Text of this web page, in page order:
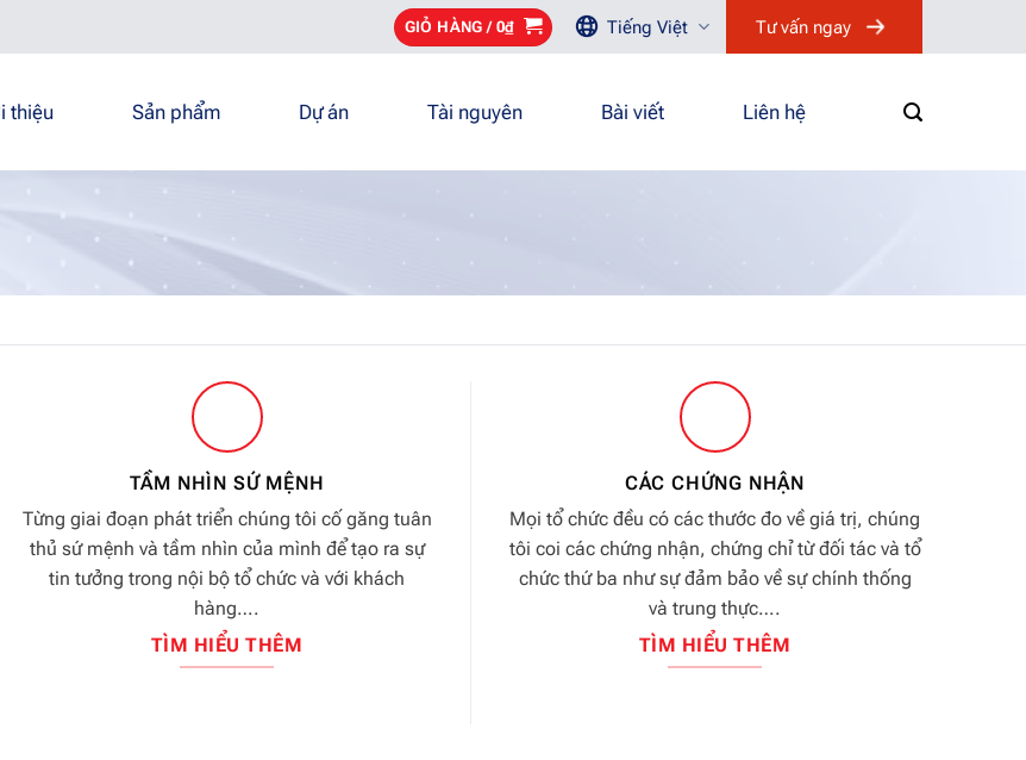
GIỎ HÀNG / 0₫ Tiếng Việt Tư vấn ngay
thiệu Sản phẩm Dự án Tài nguyên Bài viết Liên hệ
TẦM NHÌN SỨ MỆNH
Từng giai đoạn phát triển chúng tôi cố găng tuân
thủ sứ mệnh và tầm nhìn của mình để tạo ra sự
tin tưởng trong nội bộ tổ chức và với khách
hàng….
TÌM HIỂU THÊM
CÁC CHỨNG NHẬN
Mọi tổ chức đều có các thước đo về giá trị, chúng
tôi coi các chứng nhận, chứng chỉ từ đối tác và tổ
chức thứ ba như sự đảm bảo về sự chính thống
và trung thực….
TÌM HIỂU THÊM